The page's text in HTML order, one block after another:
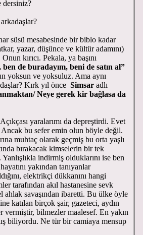
dersiniz?
süsü mesabesinde bir biblo kadar
yazar, düşünce ve kültür adamını)
kırıcı. Pekala, ya başını
ben de buradayım, beni de satın al”
yoksun ve yoksuluz. Ama aynı
Kırk yıl önce Simsar adlı
Neye gerek kir bağlasa da
yaralarımı da depreştirdi. Evet
Ancak bu sefer emin olun böyle değil.
muhtaç olarak geçmiş bu orta yaşlı
bırakacak kimselerin bir tek
indirmiş olduklarını ise ben
yakından tanıyanlar
elektrikçi dükkanını hangi
tarafından akıl hastanesine sevk
savaşından ibaretti. Bu ülke öyle
katılan birçok şair, gazeteci, aydın
vermiştir, bilmezler maalesef. En yakın
biliyordu. Ne tür bir camiaya mensup